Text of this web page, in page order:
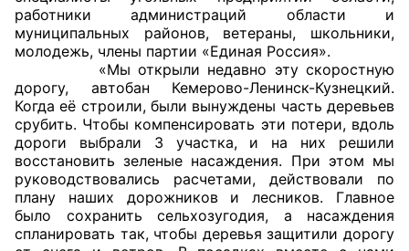
Общественные советы при территориальных
органах федеральных органов
исполнительной власти
Общественные советы по проведению
независимой оценки качества условий
оказания услуг
О Палате
Структура Палаты
работники администраций области и
муниципальных районов, ветераны, школьники,
молодежь, члены партии «Единая Россия».
«Мы открыли недавно эту скоростную
дорогу, автобан Кемерово-Ленинск-Кузнецкий.
Когда её строили, были вынуждены часть деревьев
срубить. Чтобы компенсировать эти потери, вдоль
дороги выбрали 3 участка, и на них решили
восстановить зеленые насаждения. При этом мы
руководствовались расчетами, действовали по
плану наших дорожников и лесников. Главное
было сохранить сельхозугодия, а насаждения
спланировать так, чтобы деревья защитили дорогу